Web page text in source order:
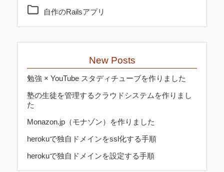
自作のRailsアプリ
New Posts
勉強 × YouTube スタディチューブを作りました
塾の生徒を管理するクラウドシステムを作りまし
た
Monazon.jp（モナゾン）を作りました
herokuで独自ドメインをssl化する手順
herokuで独自ドメインを設定する手順